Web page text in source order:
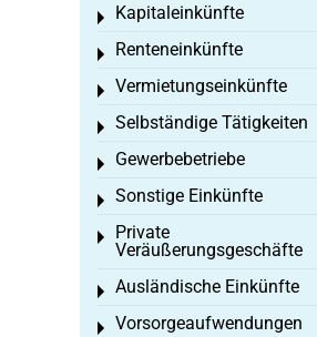
Kapitaleinkünfte
Toggle menu
Renteneinkünfte
Toggle menu
Vermietungseinkünfte
Toggle menu
Selbständige Tätigkeiten
Toggle menu
Gewerbebetriebe
Toggle menu
Sonstige Einkünfte
Toggle menu
Private
Veräußerungsgeschäfte
Toggle menu
Ausländische Einkünfte
Toggle menu
Vorsorgeaufwendungen
Toggle menu